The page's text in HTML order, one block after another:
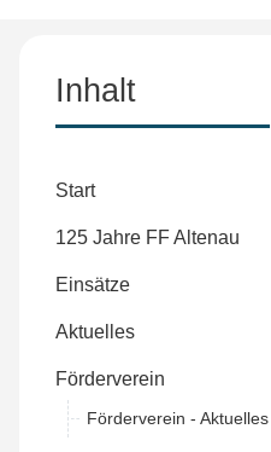
Inhalt
Start
125 Jahre FF Altenau
Einsätze
Aktuelles
Förderverein
Förderverein - Aktuelles